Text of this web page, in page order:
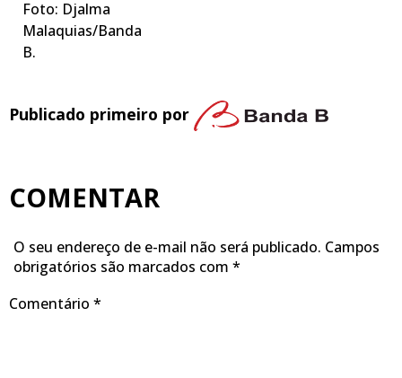
Foto: Djalma
Malaquias/Banda
B.
Publicado primeiro por
COMENTAR
O seu endereço de e-mail não será publicado. Campos
obrigatórios são marcados com *
Comentário *